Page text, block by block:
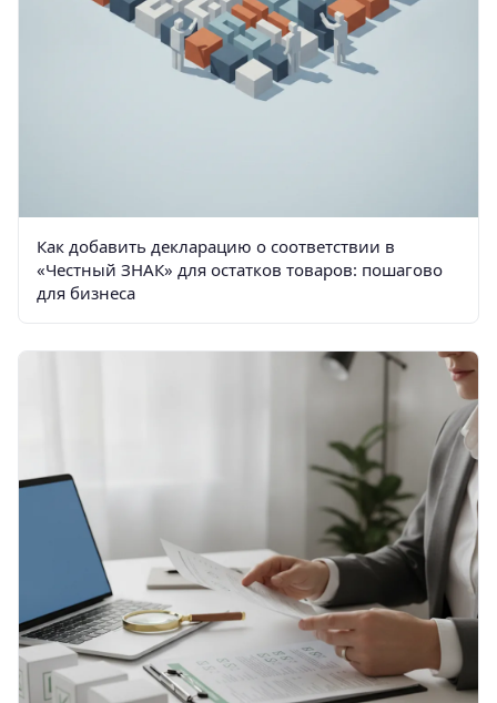
Как добавить декларацию о соответствии в
«Честный ЗНАК» для остатков товаров: пошагово
для бизнеса